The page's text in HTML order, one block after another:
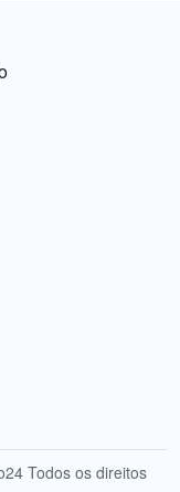
Todos os direitos